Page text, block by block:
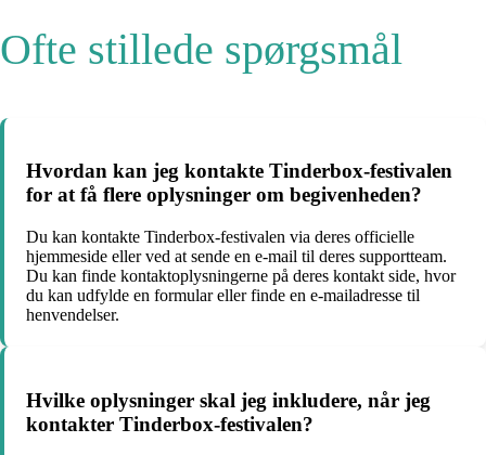
Ofte stillede spørgsmål
Hvordan kan jeg kontakte Tinderbox-festivalen
for at få flere oplysninger om begivenheden?
Du kan kontakte Tinderbox-festivalen via deres officielle
hjemmeside eller ved at sende en e-mail til deres supportteam.
Du kan finde kontaktoplysningerne på deres kontakt side, hvor
du kan udfylde en formular eller finde en e-mailadresse til
henvendelser.
Hvilke oplysninger skal jeg inkludere, når jeg
kontakter Tinderbox-festivalen?